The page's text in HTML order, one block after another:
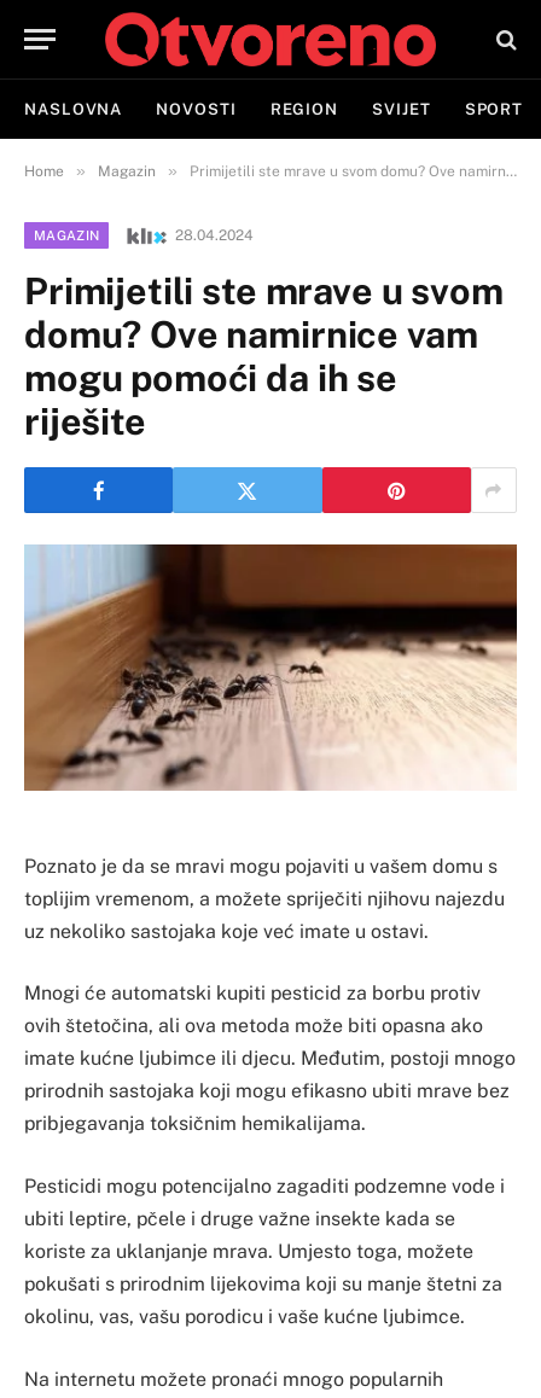
NASLOVNA NOVOSTI REGION SVIJET SPORT
Home » Magazin » Primijetili ste mrave u svom domu? Ove namirnice vam mogu pomoći da ih se riješite
MAGAZIN 28.04.2024
Primijetili ste mrave u svom
domu? Ove namirnice vam
mogu pomoći da ih se
riješite
Poznato je da se mravi mogu pojaviti u vašem domu s
toplijim vremenom, a možete spriječiti njihovu najezdu
uz nekoliko sastojaka koje već imate u ostavi.
Mnogi će automatski kupiti pesticid za borbu protiv
ovih štetočina, ali ova metoda može biti opasna ako
imate kućne ljubimce ili djecu. Međutim, postoji mnogo
prirodnih sastojaka koji mogu efikasno ubiti mrave bez
pribjegavanja toksičnim hemikalijama.
Pesticidi mogu potencijalno zagaditi podzemne vode i
ubiti leptire, pčele i druge važne insekte kada se
koriste za uklanjanje mrava. Umjesto toga, možete
pokušati s prirodnim lijekovima koji su manje štetni za
okolinu, vas, vašu porodicu i vaše kućne ljubimce.
Na internetu možete pronaći mnogo popularnih